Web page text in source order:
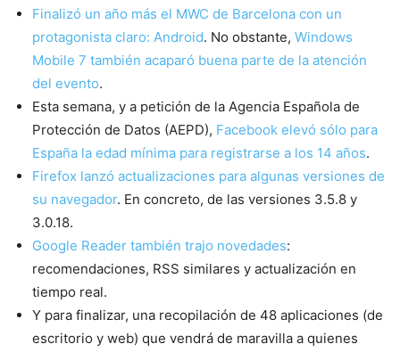
Finalizó un año más el MWC de Barcelona con un
protagonista claro: Android. No obstante, Windows
Mobile 7 también acaparó buena parte de la atención
del evento.
Esta semana, y a petición de la Agencia Española de
Protección de Datos (AEPD), Facebook elevó sólo para
España la edad mínima para registrarse a los 14 años.
Firefox lanzó actualizaciones para algunas versiones de
su navegador. En concreto, de las versiones 3.5.8 y
3.0.18.
Google Reader también trajo novedades:
recomendaciones, RSS similares y actualización en
tiempo real.
Y para finalizar, una recopilación de 48 aplicaciones (de
escritorio y web) que vendrá de maravilla a quienes